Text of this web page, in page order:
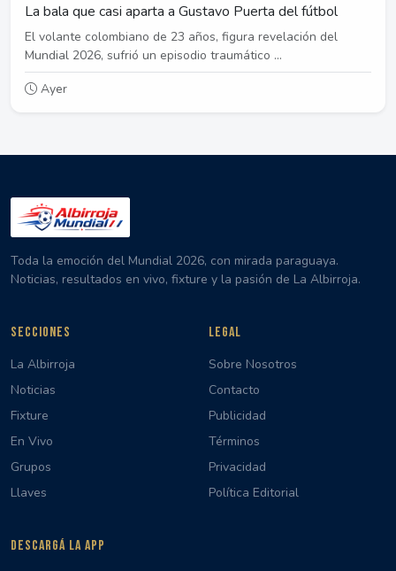
La bala que casi aparta a Gustavo Puerta del fútbol
El volante colombiano de 23 años, figura revelación del
Mundial 2026, sufrió un episodio traumático ...
Ayer
Toda la emoción del Mundial 2026, con mirada paraguaya.
Noticias, resultados en vivo, fixture y la pasión de La Albirroja.
SECCIONES
La Albirroja
Noticias
Fixture
En Vivo
Grupos
Llaves
LEGAL
Sobre Nosotros
Contacto
Publicidad
Términos
Privacidad
Política Editorial
DESCARGÁ LA APP